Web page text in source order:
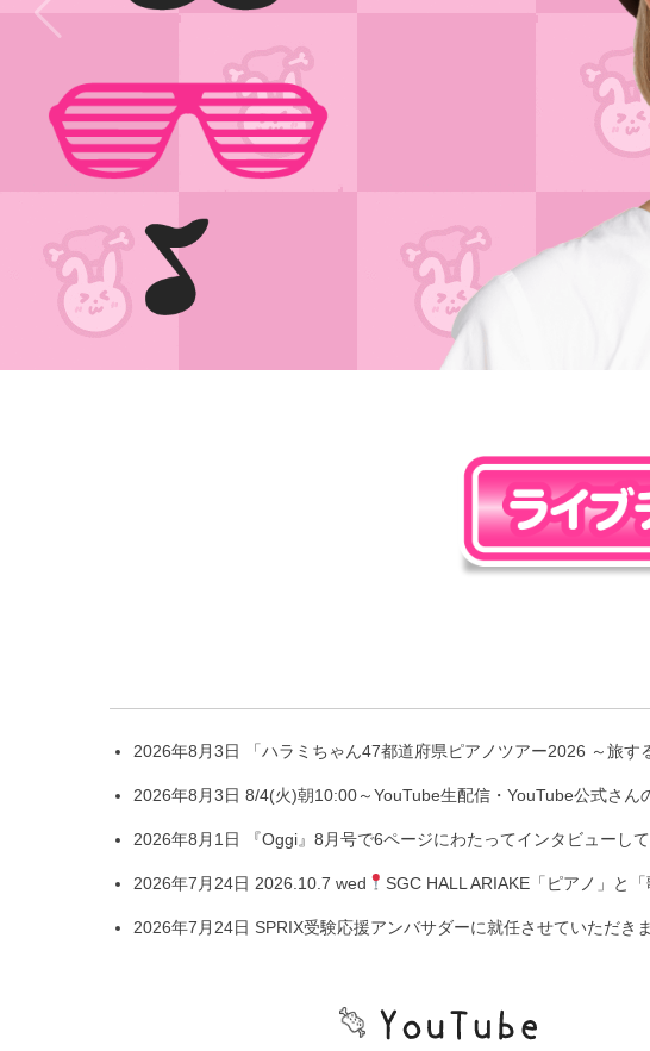
2026年8月3日 「ハラミちゃん47都道府県ピアノツアー2026 ～旅
2026年8月3日 8/4(火)朝10:00～YouTube生配信・YouTube公式さん
2026年8月1日 『Oggi』8月号で6ページにわたってインタビューし
2026年7月24日 2026.10.7 wed SGC HALL ARIAKE「ピアノ」と
2026年7月24日 SPRIX受験応援アンバサダーに就任させていただき